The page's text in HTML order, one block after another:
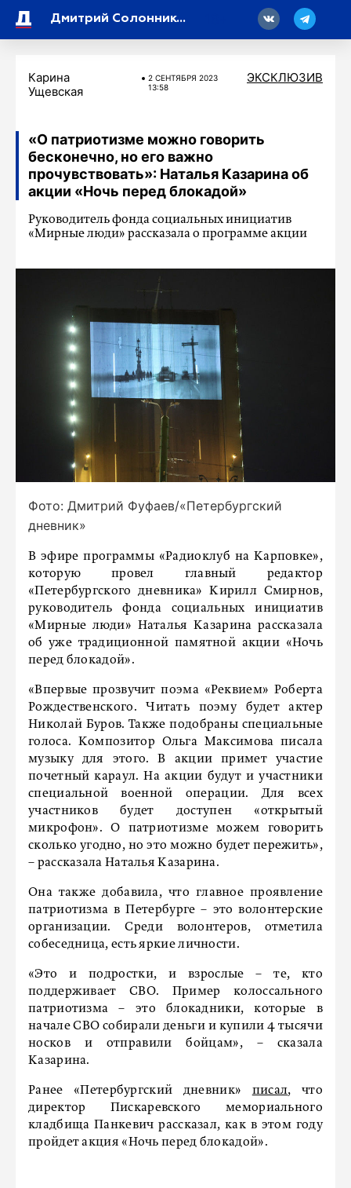
Дмитрий Солонников прокомментировал опрос, в котором 91 процент россиян назвали себя патриотами
Карина
Ущевская
2 СЕНТЯБРЯ 2023
13:58
ЭКСКЛЮЗИВ
«О патриотизме можно говорить
бесконечно, но его важно
прочувствовать»: Наталья Казарина об
акции «Ночь перед блокадой»
Руководитель фонда социальных инициатив
«Мирные люди» рассказала о программе акции
Фото: Дмитрий Фуфаев/«Петербургский
дневник»
В эфире программы «Радиоклуб на Карповке»,
которую провел главный редактор
«Петербургского дневника» Кирилл Смирнов,
руководитель фонда социальных инициатив
«Мирные люди» Наталья Казарина рассказала
об уже традиционной памятной акции «Ночь
перед блокадой».
«Впервые прозвучит поэма «Реквием» Роберта
Рождественского. Читать поэму будет актер
Николай Буров. Также подобраны специальные
голоса. Композитор Ольга Максимова писала
музыку для этого. В акции примет участие
почетный караул. На акции будут и участники
специальной военной операции. Для всех
участников будет доступен «открытый
микрофон». О патриотизме можем говорить
сколько угодно, но это можно будет пережить»,
– рассказала Наталья Казарина.
Она также добавила, что главное проявление
патриотизма в Петербурге – это волонтерские
организации. Среди волонтеров, отметила
собеседница, есть яркие личности.
«Это и подростки, и взрослые – те, кто
поддерживает СВО. Пример колоссального
патриотизма – это блокадники, которые в
начале СВО собирали деньги и купили 4 тысячи
носков и отправили бойцам», – сказала
Казарина.
Ранее «Петербургский дневник» писал, что
директор Пискаревского мемориального
кладбища Панкевич рассказал, как в этом году
пройдет акция «Ночь перед блокадой».